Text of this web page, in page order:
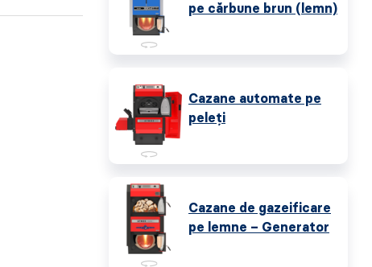
pe cărbune brun (lemn)
Cazane automate pe
peleţi
Cazane de gazeificare
pe lemne – Generator